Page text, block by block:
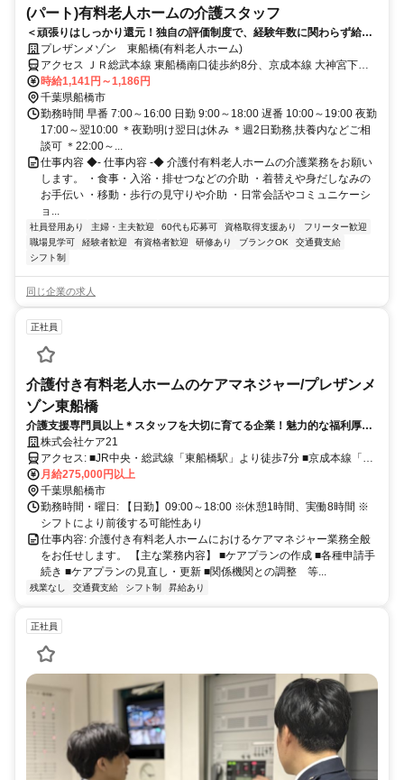
(パート)有料老人ホームの介護スタッフ
＜頑張りはしっかり還元！独自の評価制度で、経験年数に関わらず給与
UPが可能◎＞人に寄り添う仕事を、安定の介護業界で。和やかな雰囲気
の有料老人ホーム勤務。
プレザンメゾン 東船橋(有料老人ホーム)
アクセス ＪＲ総武本線 東船橋南口徒歩約8分、京成本線 大神宮下徒
歩約11分、京成本線 船橋競馬場北口徒歩約13分 JR総武線「東船橋」
駅から徒歩約8分
時給1,141円～1,186円
千葉県船橋市
勤務時間 早番 7:00～16:00 日勤 9:00～18:00 遅番 10:00～19:00 夜勤
17:00～翌10:00 ＊夜勤明け翌日は休み ＊週2日勤務,扶養内などご相
談可 ＊22:00～...
仕事内容 ◆- 仕事内容 -◆ 介護付有料老人ホームの介護業務をお願い
します。 ・食事・入浴・排せつなどの介助 ・着替えや身だしなみの
お手伝い ・移動・歩行の見守りや介助 ・日常会話やコミュニケーシ
ョ...
社員登用あり 主婦・主夫歓迎 60代も応募可 資格取得支援あり
フリーター歓迎
職場見学可
経験者歓迎 有資格者歓迎 研修あり ブランクOK
交通費支給
シフト制
同じ企業の求人
正社員
介護付き有料老人ホームのケアマネジャー/プレザンメ
ゾン東船橋
介護支援専門員以上＊スタッフを大切に育てる企業！魅力的な福利厚生
と多彩な優遇制度で仕事のモチベーションアップ♪
株式会社ケア21
アクセス: ■JR中央・総武線「東船橋駅」より徒歩7分 ■京成本線「大
月給275,000円以上
千葉県船橋市
勤務時間・曜日: 【日勤】09:00～18:00 ※休憩1時間、実働8時間 ※
シフトにより前後する可能性あり
仕事内容: 介護付き有料老人ホームにおけるケアマネジャー業務全般
をお任せします。 【主な業務内容】 ■ケアプランの作成 ■各種申請手
続き ■ケアプランの見直し・更新 ■関係機関との調整 等...
残業なし 交通費支給 シフト制 昇給あり
正社員